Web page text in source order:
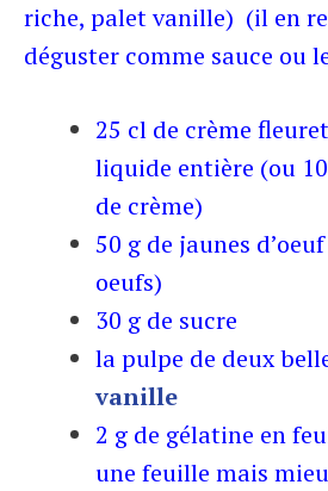
riche, palet vanille) (il en
déguster comme sauce ou
25 cl de crème
liquide entière (ou
de crème)
50 g de jaunes
oeufs)
30 g de sucre
la pulpe de deux
vanille
2 g de gélatine en
une feuille mais